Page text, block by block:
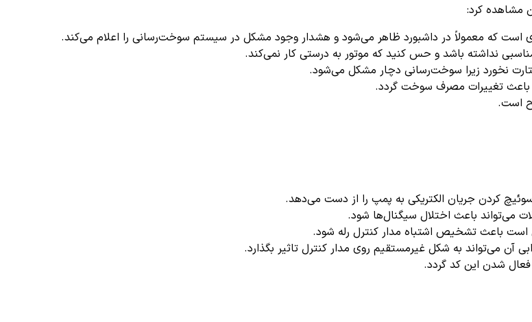
است که معمولاً در داشبورد ظاهر می‌شود و هشدار وجود مشکل در سیستم سوخت‌رسانی را اعلام می‌کند.
نداشته باشد و حس کنید که موتور به درستی کار نمی‌کند.
نخورد زیرا سوخت‌رسانی دچار مشکل می‌شود.
تغییرات مصرف سوخت گردد.
است.
کردن جریان الکتریکی به پمپ را از دست می‌دهد.
می‌تواند باعث اختلال سیگنال‌ها شود.
آن می‌تواند به شکل غیرمستقیم روی مدار کنترل تاثیر بگذارد.
شدن این کد گردد.